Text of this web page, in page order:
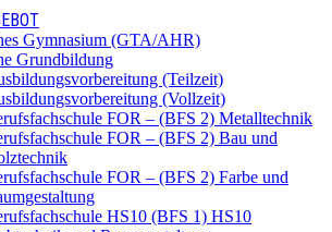
Gymnasium (GTA/AHR)
Grundbildung
(Teilzeit)
(Vollzeit)
FOR – (BFS 2) Metalltechnik
FOR – (BFS 2) Bau und
FOR – (BFS 2) Farbe und
HS10 (BFS 1) HS10